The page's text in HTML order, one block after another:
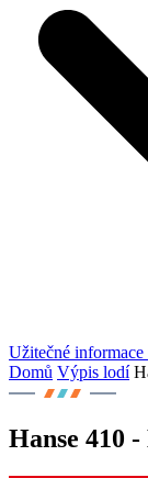
Užitečné informace
Domů Výpis lodí
Hanse 410